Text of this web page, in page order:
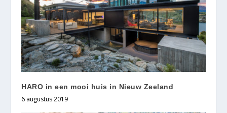
HARO in een mooi huis in Nieuw Zeeland
6 augustus 2019